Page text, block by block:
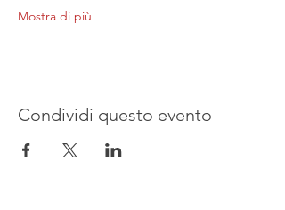
Mostra di più
Condividi questo evento